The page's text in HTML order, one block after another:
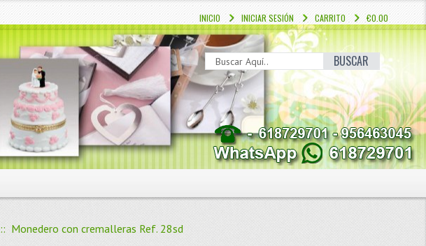
€0.00
CARRITO
INICIAR SESIÓN
INICIO
BUSCAR
:: Monedero con cremalleras Ref. 28sd